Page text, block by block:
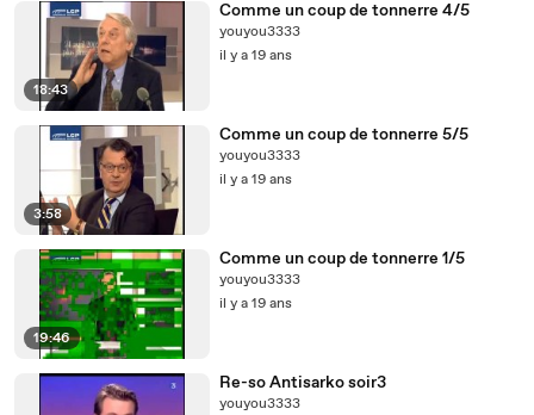
18:43
Comme un coup de tonnerre 4/5
youyou3333
il y a 19 ans
3:58
Comme un coup de tonnerre 5/5
youyou3333
il y a 19 ans
19:46
Comme un coup de tonnerre 1/5
youyou3333
il y a 19 ans
Re-so Antisarko soir3
youyou3333